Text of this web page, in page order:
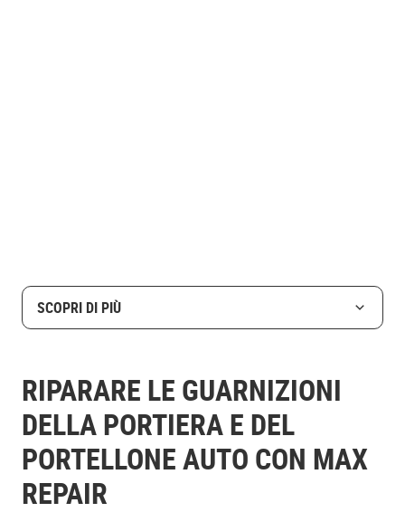
SCOPRI DI PIÙ
RIPARARE LE GUARNIZIONI
DELLA PORTIERA E DEL
PORTELLONE AUTO CON MAX
REPAIR